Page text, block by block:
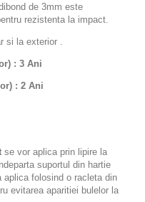
de 3mm este
rezistenta la impact.
si la exterior .
: 3 Ani
) : 2 Ani
se vor aplica prin lipire la
suportul din hartie
folosind o racleta din
evitarea aparitiei bulelor la